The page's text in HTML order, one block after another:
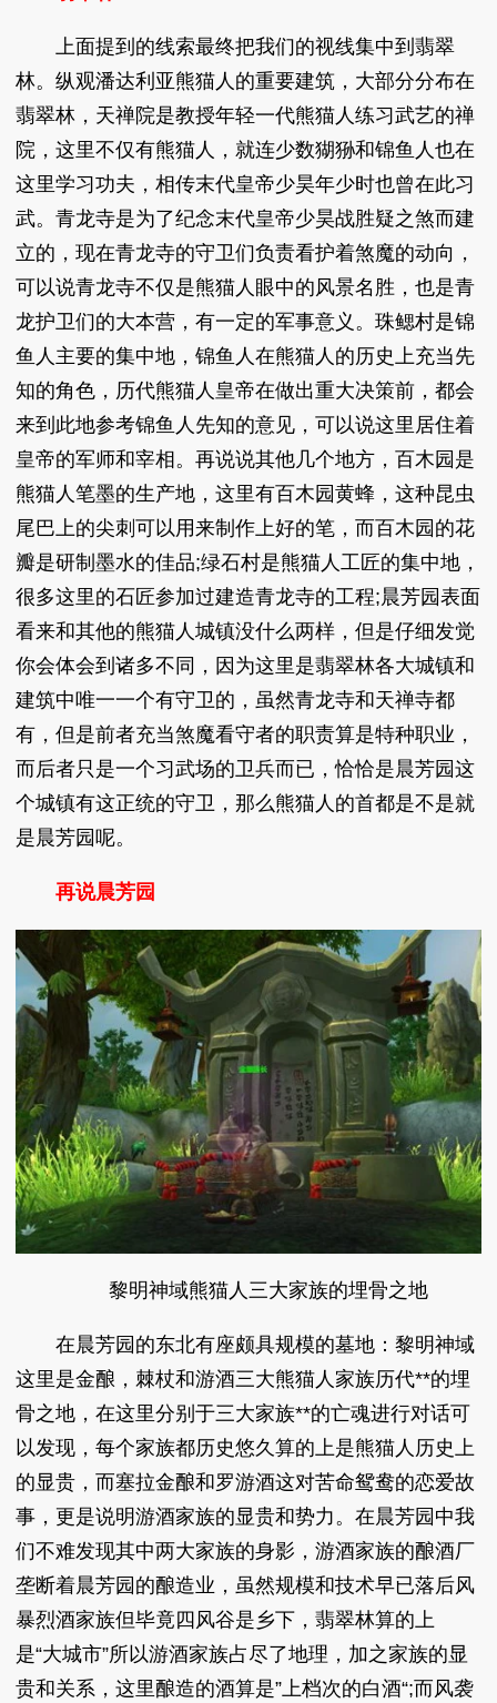
上面提到的线索最终把我们的视线集中到翡翠
林。纵观潘达利亚熊猫人的重要建筑，大部分分布在
翡翠林，天禅院是教授年轻一代熊猫人练习武艺的禅
院，这里不仅有熊猫人，就连少数猢狲和锦鱼人也在
这里学习功夫，相传末代皇帝少昊年少时也曾在此习
武。青龙寺是为了纪念末代皇帝少昊战胜疑之煞而建
立的，现在青龙寺的守卫们负责看护着煞魔的动向，
可以说青龙寺不仅是熊猫人眼中的风景名胜，也是青
龙护卫们的大本营，有一定的军事意义。珠鳃村是锦
鱼人主要的集中地，锦鱼人在熊猫人的历史上充当先
知的角色，历代熊猫人皇帝在做出重大决策前，都会
来到此地参考锦鱼人先知的意见，可以说这里居住着
皇帝的军师和宰相。再说说其他几个地方，百木园是
熊猫人笔墨的生产地，这里有百木园黄蜂，这种昆虫
尾巴上的尖刺可以用来制作上好的笔，而百木园的花
瓣是研制墨水的佳品;绿石村是熊猫人工匠的集中地，
很多这里的石匠参加过建造青龙寺的工程;晨芳园表面
看来和其他的熊猫人城镇没什么两样，但是仔细发觉
你会体会到诸多不同，因为这里是翡翠林各大城镇和
建筑中唯一一个有守卫的，虽然青龙寺和天禅寺都
有，但是前者充当煞魔看守者的职责算是特种职业，
而后者只是一个习武场的卫兵而已，恰恰是晨芳园这
个城镇有这正统的守卫，那么熊猫人的首都是不是就
是晨芳园呢。
再说晨芳园
黎明神域熊猫人三大家族的埋骨之地
在晨芳园的东北有座颇具规模的墓地：黎明神域
这里是金酿，棘杖和游酒三大熊猫人家族历代**的埋
骨之地，在这里分别于三大家族**的亡魂进行对话可
以发现，每个家族都历史悠久算的上是熊猫人历史上
的显贵，而塞拉金酿和罗游酒这对苦命鸳鸯的恋爱故
事，更是说明游酒家族的显贵和势力。在晨芳园中我
们不难发现其中两大家族的身影，游酒家族的酿酒厂
垄断着晨芳园的酿造业，虽然规模和技术早已落后风
暴烈酒家族但毕竟四风谷是乡下，翡翠林算的上
是“大城市”所以游酒家族占尽了地理，加之家族的显
贵和关系，这里酿造的酒算是”上档次的白酒“;而风袭